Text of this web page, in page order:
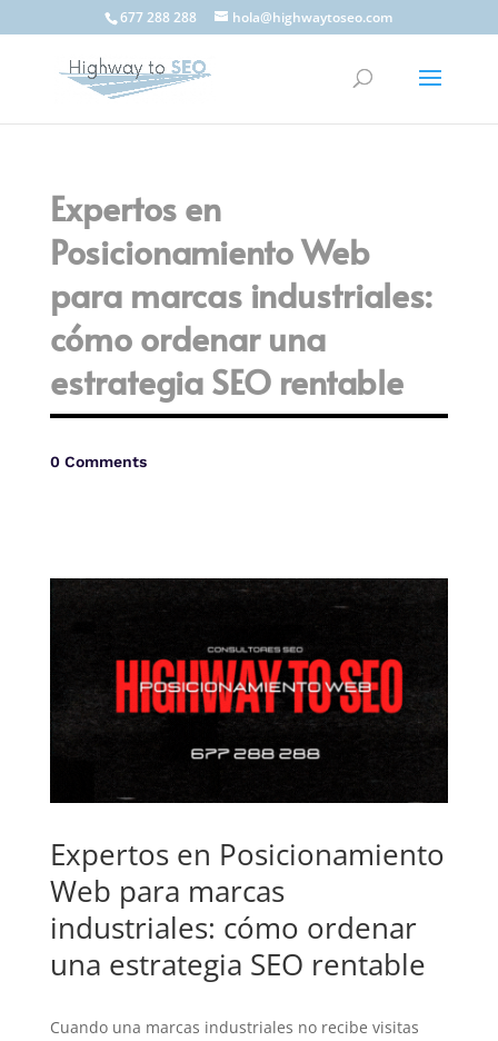
677 288 288 hola@highwaytoseo.com
Expertos en
Posicionamiento Web
para marcas industriales:
cómo ordenar una
estrategia SEO rentable
0 Comments
Expertos en Posicionamiento
Web para marcas
industriales: cómo ordenar
una estrategia SEO rentable
Cuando una marcas industriales no recibe visitas